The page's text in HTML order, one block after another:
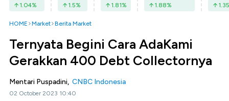
1.04% 1.5% 1.81% 1.88% 1.35
HOME Market Berita Market
Ternyata Begini Cara AdaKami
Gerakkan 400 Debt Collectornya
Mentari Puspadini, CNBC Indonesia
02 October 2023 10:40